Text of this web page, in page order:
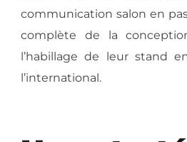
communication salon en
complète de la
l’habillage de leur stand
l’international.